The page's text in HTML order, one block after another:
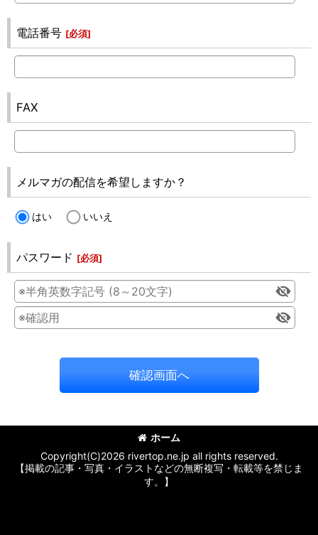
電話番号 [必須]
FAX
メルマガの配信を希望しますか？
はい いいえ
パスワード [必須]
確認画面へ
ホーム
Copyright(C)2026 rivertop.ne.jp all rights reserved.
【掲載の記事・写真・イラストなどの無断複写・転載等を禁じま
す。】